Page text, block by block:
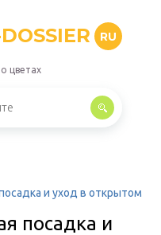
RU
цветах
и уход в открытом
посадка и